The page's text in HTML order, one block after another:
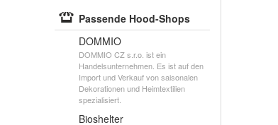
Passende Hood-Shops
DOMMIO
DOMMIO CZ s.r.o. ist ein
Handelsunternehmen. Es ist auf den
Import und Verkauf von saisonalen
Dekorationen und Heimtextilien
spezialisiert.
Bioshelter